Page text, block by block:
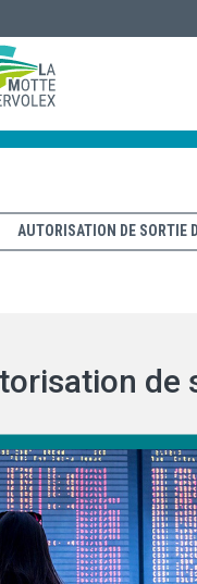
&
AUTORISATION DE SORTIE
de